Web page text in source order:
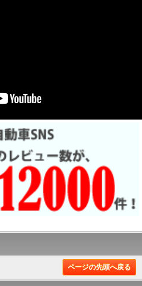
ページの先頭へ戻る